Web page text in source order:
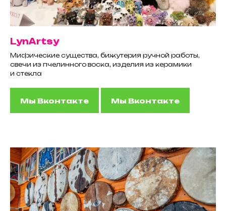
LynArtsy
Мифические существа, бижутерия ручной работы,
свечи из пчелинного воска, изделия из керамики
и стекла
Мы Вконтакте Мы Вконтакте